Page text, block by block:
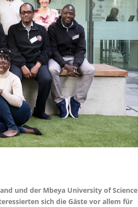
und der Mbeya University of Science
sich die Gäste vor allem für